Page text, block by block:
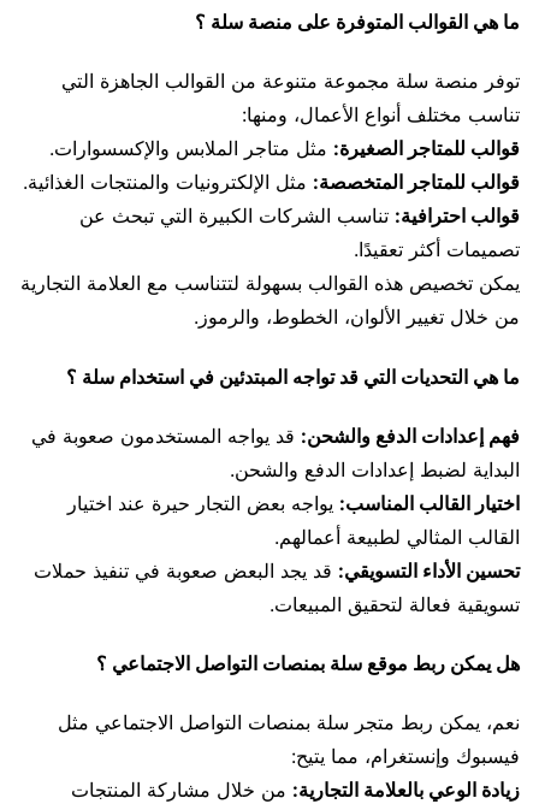
ما هي القوالب المتوفرة على منصة سلة ؟
توفر منصة سلة مجموعة متنوعة من القوالب الجاهزة التي
تناسب مختلف أنواع الأعمال، ومنها:
قوالب للمتاجر الصغيرة: مثل متاجر الملابس والإكسسوارات.
قوالب للمتاجر المتخصصة: مثل الإلكترونيات والمنتجات الغذائية.
قوالب احترافية: تناسب الشركات الكبيرة التي تبحث عن
تصميمات أكثر تعقيدًا.
يمكن تخصيص هذه القوالب بسهولة لتتناسب مع العلامة التجارية
من خلال تغيير الألوان، الخطوط، والرموز.
ما هي التحديات التي قد تواجه المبتدئين في استخدام سلة ؟
فهم إعدادات الدفع والشحن: قد يواجه المستخدمون صعوبة في
البداية لضبط إعدادات الدفع والشحن.
اختيار القالب المناسب: يواجه بعض التجار حيرة عند اختيار
القالب المثالي لطبيعة أعمالهم.
تحسين الأداء التسويقي: قد يجد البعض صعوبة في تنفيذ حملات
تسويقية فعالة لتحقيق المبيعات.
هل يمكن ربط موقع سلة بمنصات التواصل الاجتماعي ؟
نعم، يمكن ربط متجر سلة بمنصات التواصل الاجتماعي مثل
فيسبوك وإنستغرام، مما يتيح:
زيادة الوعي بالعلامة التجارية: من خلال مشاركة المنتجات